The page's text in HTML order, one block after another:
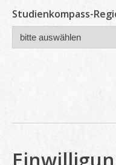
Studienkompass-